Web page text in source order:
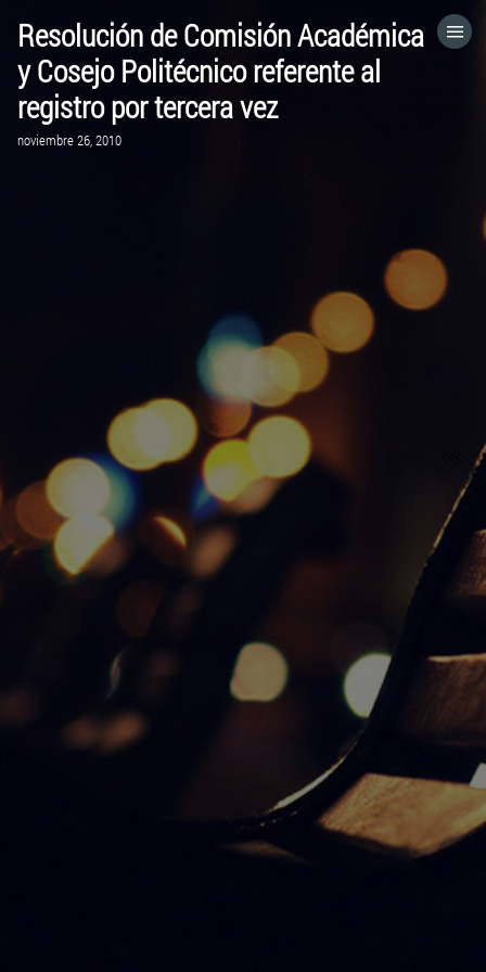
Resolución de Comisión Académica
y Cosejo Politécnico referente al
registro por tercera vez
noviembre 26, 2010
HOME
CATEGORÍAS